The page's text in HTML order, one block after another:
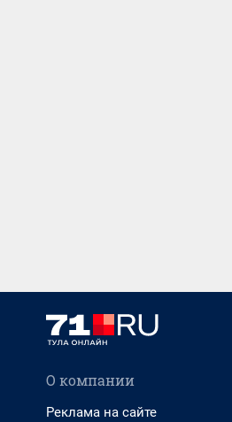
О компании
Реклама на сайте